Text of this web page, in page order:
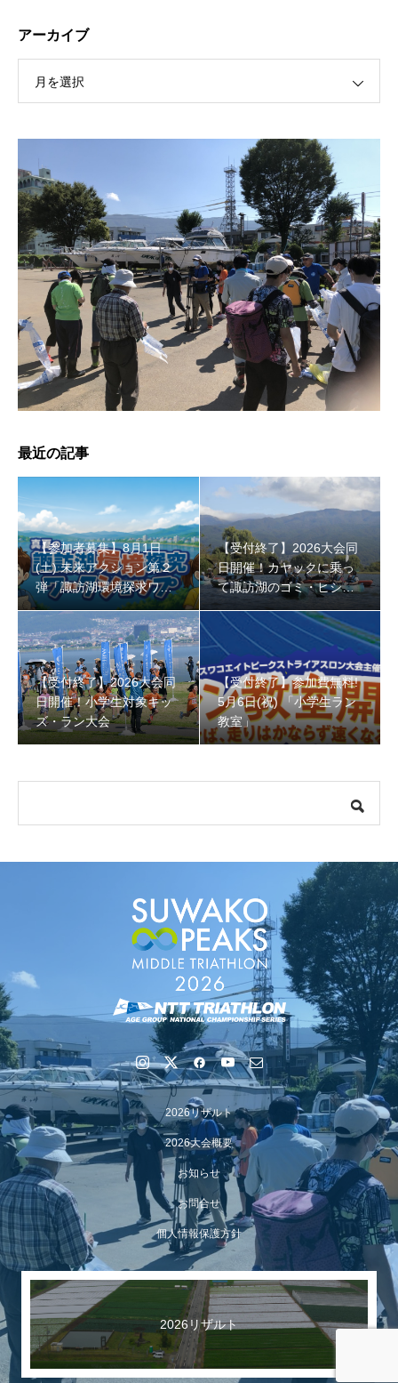
【受付終了】2026大会同日開催！カヤックに乗って諏訪
【受付終了】2026大会同日開催！小学生対象キッズ・ラ
ン大会
【受付終了】参加費無料! 5月6日(祝) 「小学生ラン教室」
【会議報告】諏訪地域６市町村連絡会議を開催しました
【イベント報告】Luminaオンラインガイドツアーが開催
されました
アーカイブ
月を選択
最近の記事
【参加者募集】8月1日
(土) 未来アクション第２
弾「諏訪湖環境探求ワー
クショップ」小学４年生
から！
【受付終了】2026大会同
日開催！カヤックに乗っ
て諏訪湖のゴミ・ヒシを
回収しよう！
【受付終了】2026大会同
日開催！小学生対象キッ
ズ・ラン大会
【受付終了】参加費無料!
5月6日(祝) 「小学生ラン
教室」
2026リザルト
2026大会概要
お知らせ
お問合せ
個人情報保護方針
2026リザルト